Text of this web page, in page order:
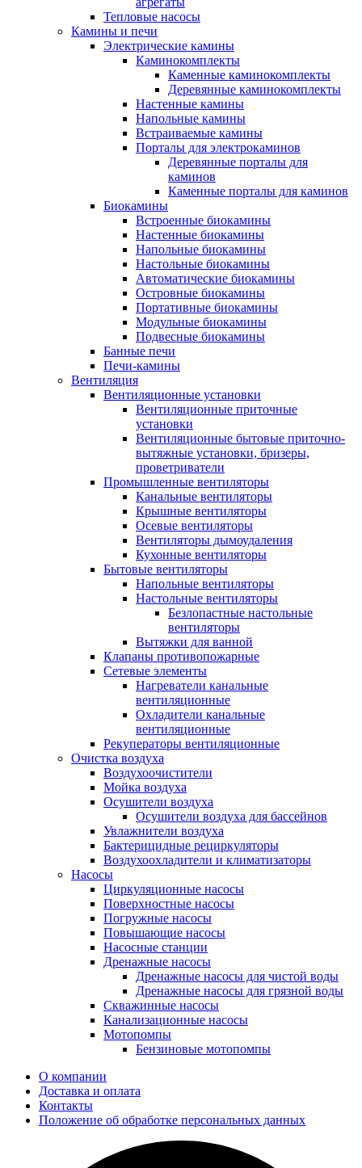
Тепловые насосы
Камины и печи
Электрические камины
Каминокомплекты
Каменные каминокомплекты
Деревянные каминокомплекты
Настенные камины
Напольные камины
Встраиваемые камины
Порталы для электрокаминов
Деревянные порталы для
каминов
Каменные порталы для каминов
Биокамины
Встроенные биокамины
Настенные биокамины
Напольные биокамины
Настольные биокамины
Автоматические биокамины
Островные биокамины
Портативные биокамины
Модульные биокамины
Подвесные биокамины
Банные печи
Печи-камины
Вентиляция
Вентиляционные установки
Вентиляционные приточные
установки
Вентиляционные бытовые приточно-
вытяжные установки, бризеры,
проветриватели
Промышленные вентиляторы
Канальные вентиляторы
Крышные вентиляторы
Осевые вентиляторы
Вентиляторы дымоудаления
Кухонные вентиляторы
Бытовые вентиляторы
Напольные вентиляторы
Настольные вентиляторы
Безлопастные настольные
вентиляторы
Вытяжки для ванной
Клапаны противопожарные
Сетевые элементы
Нагреватели канальные
вентиляционные
Охладители канальные
вентиляционные
Рекуператоры вентиляционные
Очистка воздуха
Воздухоочистители
Мойка воздуха
Осушители воздуха
Осушители воздуха для бассейнов
Увлажнители воздуха
Бактерицидные рециркуляторы
Воздухоохладители и климатизаторы
Насосы
Циркуляционные насосы
Поверхностные насосы
Погружные насосы
Повышающие насосы
Насосные станции
Дренажные насосы
Дренажные насосы для чистой воды
Дренажные насосы для грязной воды
Скважинные насосы
Канализационные насосы
Мотопомпы
Бензиновые мотопомпы
О компании
Доставка и оплата
Контакты
Положение об обработке персональных данных